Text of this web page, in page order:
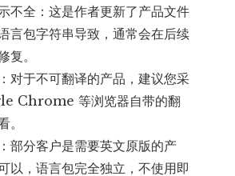
不全：这是作者更新了产品文件
言包字符串导致，通常会在后续
复。
对于不可翻译的产品，建议您采
Chrome 等浏览器自带的翻
。
部分客户是需要英文原版的产
以，语言包完全独立，不使用即